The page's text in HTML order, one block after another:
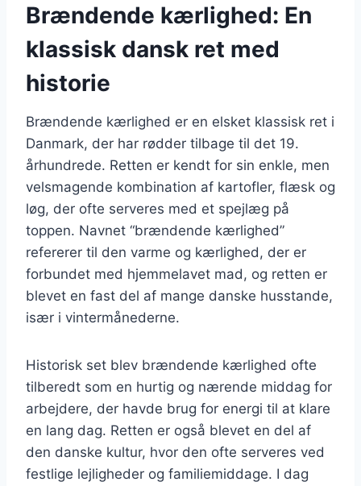
Brændende kærlighed: En
klassisk dansk ret med
historie
Brændende kærlighed er en elsket klassisk ret i
Danmark, der har rødder tilbage til det 19.
århundrede. Retten er kendt for sin enkle, men
velsmagende kombination af kartofler, flæsk og
løg, der ofte serveres med et spejlæg på
toppen. Navnet “brændende kærlighed”
refererer til den varme og kærlighed, der er
forbundet med hjemmelavet mad, og retten er
blevet en fast del af mange danske husstande,
især i vintermånederne.
Historisk set blev brændende kærlighed ofte
tilberedt som en hurtig og nærende middag for
arbejdere, der havde brug for energi til at klare
en lang dag. Retten er også blevet en del af
den danske kultur, hvor den ofte serveres ved
festlige lejligheder og familiemiddage. I dag